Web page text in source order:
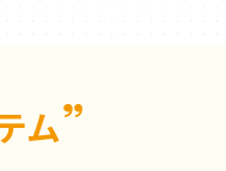
ム